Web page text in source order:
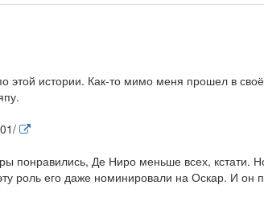
этой истории. Как-то мимо меня прошел в
понравились, Де Ниро меньше всех, кстати.
роль его даже номинировали на Оскар. И он